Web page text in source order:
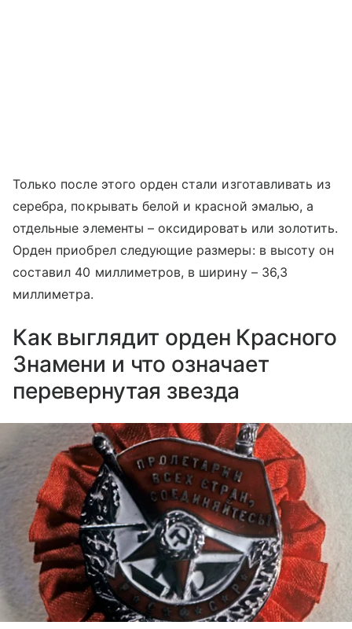
Только после этого орден стали изготавливать из
серебра, покрывать белой и красной эмалью, а
отдельные элементы – оксидировать или золотить.
Орден приобрел следующие размеры: в высоту он
составил 40 миллиметров, в ширину – 36,3
миллиметра.
Как выглядит орден Красного
Знамени и что означает
перевернутая звезда